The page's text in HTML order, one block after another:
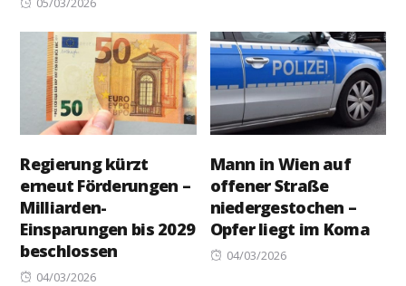
Regierung kürzt
erneut Förderungen –
Milliarden-
Einsparungen bis 2029
beschlossen
Posted
04/03/2026
Mann in Wien auf
offener Straße
niedergestochen –
Opfer liegt im Koma
Posted
04/03/2026